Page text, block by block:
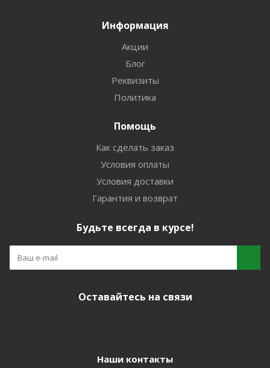
Информация
Акции
Блог
Реквизиты
Политика
Помощь
Как сделать заказ
Условия оплаты
Условия доставки
Гарантия и возврат
Будьте всегда в курсе!
Оставайтесь на связи
Наши контакты